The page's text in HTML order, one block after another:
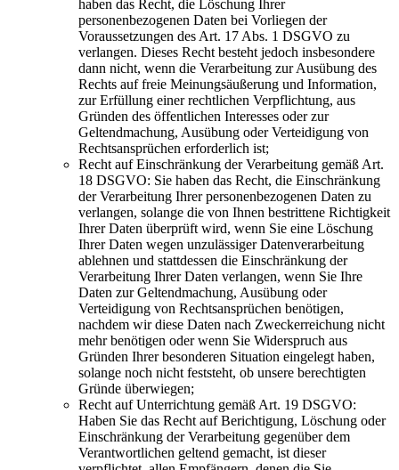
haben das Recht, die Löschung Ihrer
personenbezogenen Daten bei Vorliegen der
Voraussetzungen des Art. 17 Abs. 1 DSGVO zu
verlangen. Dieses Recht besteht jedoch insbesondere
dann nicht, wenn die Verarbeitung zur Ausübung des
Rechts auf freie Meinungsäußerung und Information,
zur Erfüllung einer rechtlichen Verpflichtung, aus
Gründen des öffentlichen Interesses oder zur
Geltendmachung, Ausübung oder Verteidigung von
Rechtsansprüchen erforderlich ist;
Recht auf Einschränkung der Verarbeitung gemäß Art.
18 DSGVO: Sie haben das Recht, die Einschränkung
der Verarbeitung Ihrer personenbezogenen Daten zu
verlangen, solange die von Ihnen bestrittene Richtigkeit
Ihrer Daten überprüft wird, wenn Sie eine Löschung
Ihrer Daten wegen unzulässiger Datenverarbeitung
ablehnen und stattdessen die Einschränkung der
Verarbeitung Ihrer Daten verlangen, wenn Sie Ihre
Daten zur Geltendmachung, Ausübung oder
Verteidigung von Rechtsansprüchen benötigen,
nachdem wir diese Daten nach Zweckerreichung nicht
mehr benötigen oder wenn Sie Widerspruch aus
Gründen Ihrer besonderen Situation eingelegt haben,
solange noch nicht feststeht, ob unsere berechtigten
Gründe überwiegen;
Recht auf Unterrichtung gemäß Art. 19 DSGVO:
Haben Sie das Recht auf Berichtigung, Löschung oder
Einschränkung der Verarbeitung gegenüber dem
Verantwortlichen geltend gemacht, ist dieser